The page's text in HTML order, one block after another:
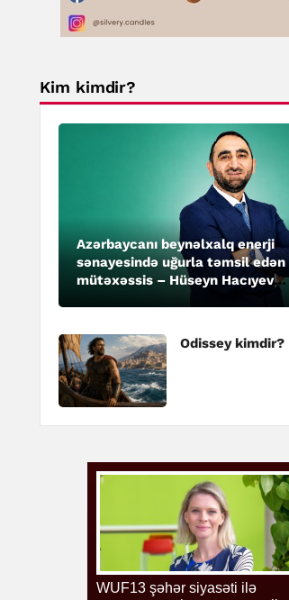
Kim kimdir?
Azərbaycanı beynəlxalq enerji
sənayesində uğurla təmsil edən
mütəxəssis – Hüseyn Hacıyev
Odissey kimdir?